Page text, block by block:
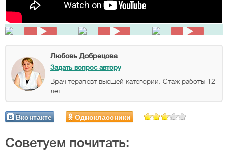
Любовь Добрецова
Задать вопрос автору
Врач-терапевт высшей категории. Стаж работы 12
лет.
Вконтакте Одноклассники
Советуем почитать: